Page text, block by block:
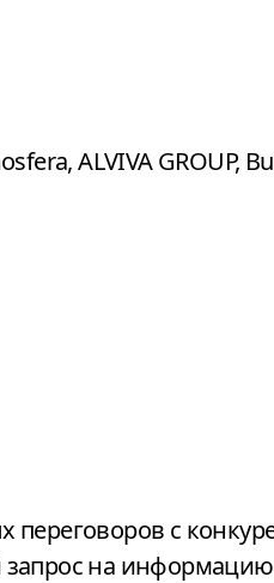
переговоров с
запрос на